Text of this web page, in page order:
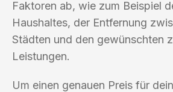
Faktoren ab, wie zum Beispiel
Haushaltes, der Entfernung
Städten und den gewünschten
Leistungen.
Um einen genauen Preis für